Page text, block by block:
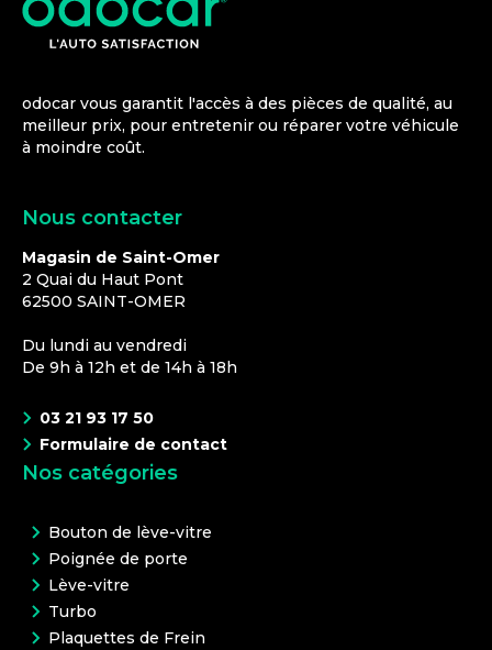
odocar vous garantit l'accès à des pièces de qualité, au
meilleur prix, pour entretenir ou réparer votre véhicule
à moindre coût.
Nous contacter
Magasin de Saint-Omer
2 Quai du Haut Pont
62500 SAINT-OMER
Du lundi au vendredi
De 9h à 12h et de 14h à 18h
03 21 93 17 50
Formulaire de contact
Nos catégories
Bouton de lève-vitre
Poignée de porte
Lève-vitre
Turbo
Plaquettes de Frein